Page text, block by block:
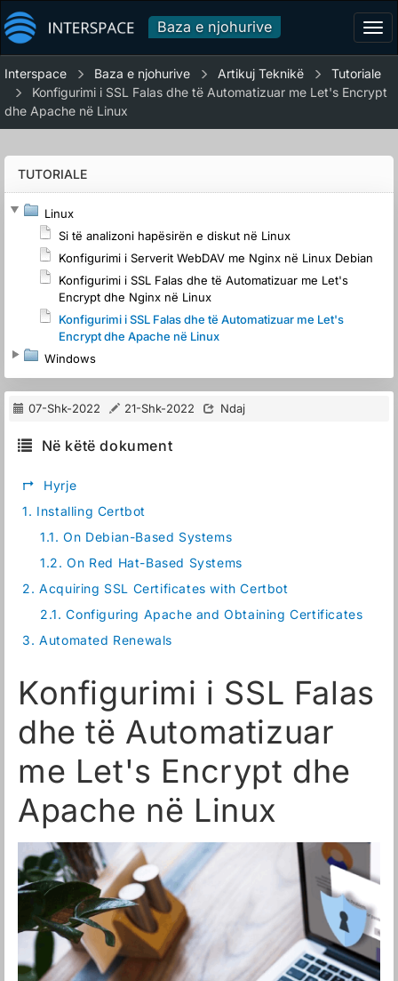
Baza e njohurive
Interspace Baza e njohurive Artikuj Teknikë
Tutoriale
Konfigurimi i SSL Falas dhe të Automatizuar me Let's Encrypt
dhe Apache në Linux
TUTORIALE
Linux
Si të analizoni hapësirën e diskut në Linux
Konfigurimi i Serverit WebDAV me Nginx në Linux Debian
Konfigurimi i SSL Falas dhe të Automatizuar me Let's
Encrypt dhe Nginx në Linux
Konfigurimi i SSL Falas dhe të Automatizuar me Let's
Encrypt dhe Apache në Linux
Windows
07-Shk-2022 21-Shk-2022 Ndaj
Në këtë dokument
↱
Hyrje
1. Installing Certbot
1.1. On Debian-Based Systems
1.2. On Red Hat-Based Systems
2. Acquiring SSL Certificates with Certbot
2.1. Configuring Apache and Obtaining Certificates
3. Automated Renewals
Konfigurimi i SSL Falas
dhe të Automatizuar
me Let's Encrypt dhe
Apache në Linux